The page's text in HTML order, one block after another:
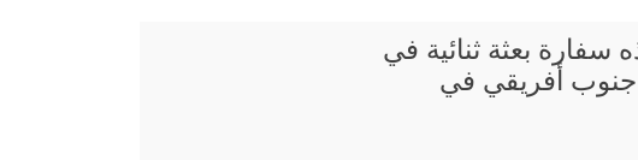
سفارة بعثة ثنائية في
جنوب أفريقي في